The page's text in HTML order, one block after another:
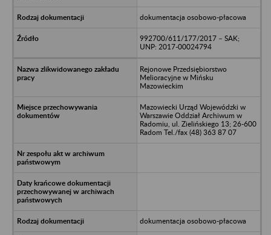
dokumentacja osobowo-płacowa
992700/611/177/2017 – SAK;
UNP: 2017-00024794
Rejonowe Przedsiębiorstwo
Melioracyjne w Mińsku
Mazowieckim
Mazowiecki Urząd Wojewódzki w
Warszawie Oddział Archiwum w
Radomiu, ul. Zielińskiego 13; 26-600
Radom Tel./fax (48) 363 87 07
dokumentacja osobowo-płacowa